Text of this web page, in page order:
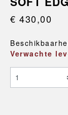
€ 430,00
Verwachte